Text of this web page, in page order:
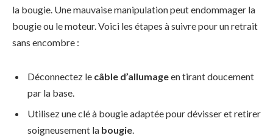
la bougie. Une mauvaise manipulation peut endommager la
bougie ou le moteur. Voici les étapes à suivre pour un retrait
sans encombre :
Déconnectez le câble d’allumageen tirant doucement
par la base.
Utilisez une clé à bougie adaptée pour dévisser et retirer
soigneusement la bougie.